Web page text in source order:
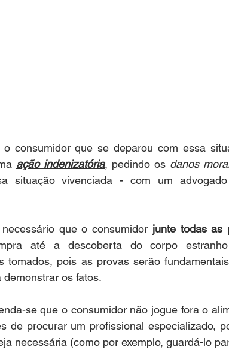
o consumidor que se deparou com essa
ação indenizatória, pedindo os danos
situação vivenciada - com um
que o consumidor junte todas as
até a descoberta do corpo
tomados, pois as provas serão
demonstrar os fatos.
se que o consumidor não jogue fora o
de procurar um profissional especializado,
necessária (como por exemplo, guardá-lo